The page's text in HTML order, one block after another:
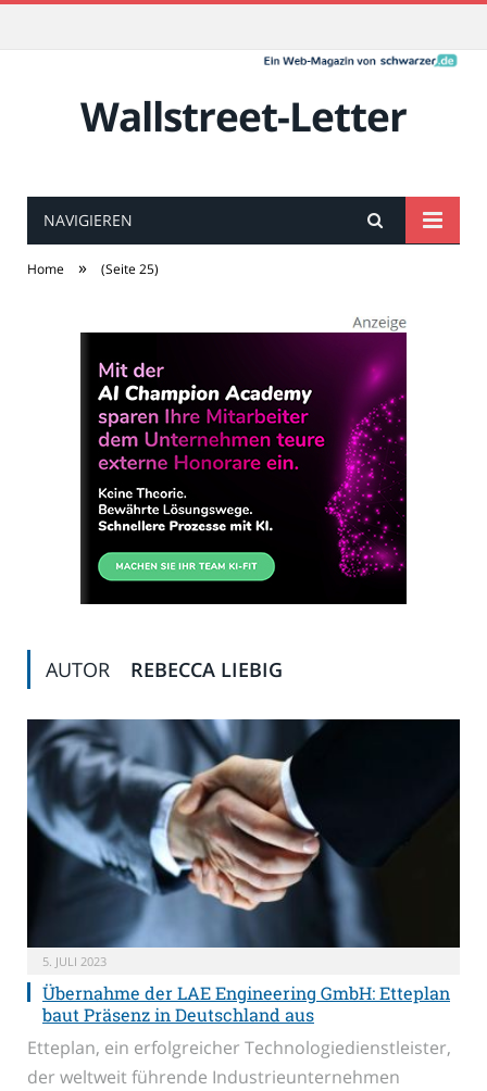
Wallstreet-Letter
NAVIGIEREN
Home » (Seite 25)
AUTOR REBECCA LIEBIG
5. JULI 2023
Übernahme der LAE Engineering GmbH: Etteplan
baut Präsenz in Deutschland aus
Etteplan, ein erfolgreicher Technologiedienstleister,
der weltweit führende Industrieunternehmen